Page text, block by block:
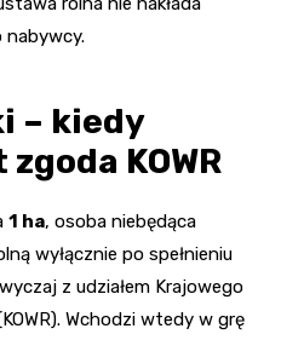
nabywcy.
– kiedy
KOWR
1 ha, osoba niebędąca
wyłącznie po spełnieniu
z udziałem Krajowego
Wchodzi wtedy w grę